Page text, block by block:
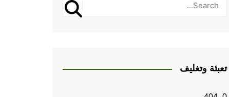
تعبئة وتغليف